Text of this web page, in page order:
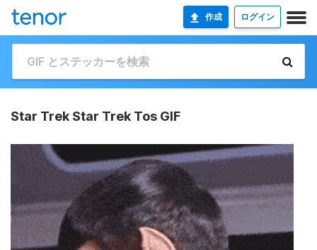
作成 ログイン
Star Trek Star Trek Tos GIF